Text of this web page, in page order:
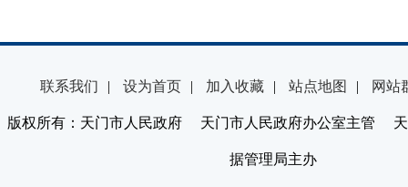
联系我们 | 设为首页 | 加入收藏 | 站点地图 | 网站
版权所有：天门市人民政府 天门市人民政府办公室主管 天
据管理局主办